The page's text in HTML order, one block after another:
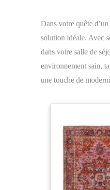
Dans votre quête
solution idéale. Avec
dans votre salle de
environnement sain,
une touche de